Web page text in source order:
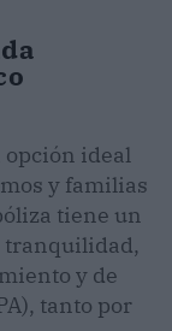
opción ideal
y familias
tiene un
tranquilidad,
y de
tanto por